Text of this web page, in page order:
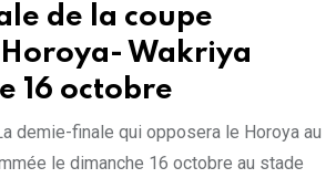
de la coupe
Wakriya
16 octobre
demie-finale qui opposera le Horoya au
le dimanche 16 octobre au stade